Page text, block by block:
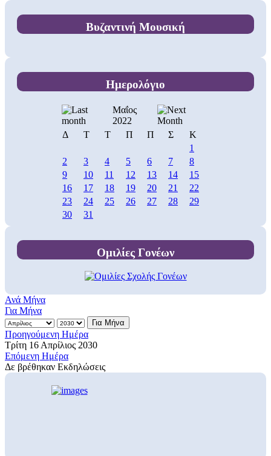
Βυζαντινή Μουσική
Ημερολόγιο
Μαΐος
2022
Δ
Τ Τ Π Π Σ
Κ
1
2
3 4 5 6 7
8
9
10 11 12 13 14
15
16
17 18 19 20 21
22
23
24 25 26 27 28
29
30
31
Ομιλίες Γονέων
Ανά Μήνα
Για Μήνα
Για Μήνα
Προηγούμενη Ημέρα
Τρίτη 16 Απρίλιος 2030
Επόμενη Ημέρα
Δε βρέθηκαν Εκδηλώσεις